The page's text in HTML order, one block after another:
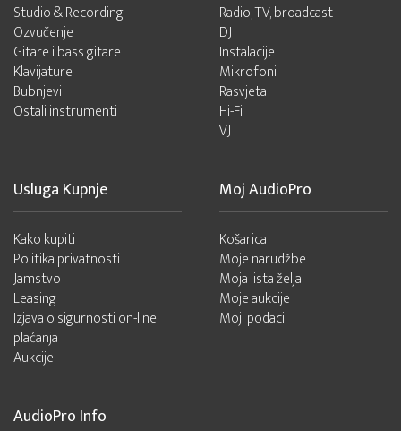
Studio & Recording
Ozvučenje
Gitare i bass gitare
Klavijature
Bubnjevi
Ostali instrumenti
Radio, TV, broadcast
DJ
Instalacije
Mikrofoni
Rasvjeta
Hi-Fi
VJ
Usluga Kupnje
Kako kupiti
Politika privatnosti
Jamstvo
Leasing
Izjava o sigurnosti on-line
plaćanja
Aukcije
Moj AudioPro
Košarica
Moje narudžbe
Moja lista želja
Moje aukcije
Moji podaci
AudioPro Info